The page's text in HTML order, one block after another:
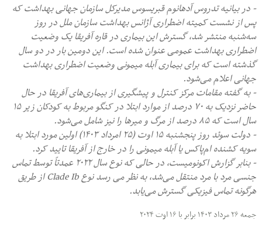
- در بیانیه تدروس آدهانوم قبریسوس مدیرکل سازمان جهانی بهداشت که
پس از نشست کمیته اضطراری آژانس بهداشت سازمان ملل در روز
سه‌شنبه منتشر شد، گسترش این بیماری در قاره آفریقا یک وضعیت
اضطراری بهداشت عمومی عنوان شده است. این دومین بار در دو سال
گذشته است که برای بیماری آبله میمونی وضعیت اضطراری بهداشت
جهانی اعلام می‌شود.
- به گفته مقامات مرکز کنترل و پیشگیری از بیماری‌های آفریقا در حال
حاضر نزدیک به ۷۰ درصد از موارد ابتلا در کنگو مربوط به کودکان زیر ۱۵
سال است که ۸۵ درصد از مرگ و میرها را نیز شامل می‌شود.
- دولت سوئد روز پنجشنبه ۱۵ اوت (۲۵ امرداد ۱۴۰۳) اولین مورد ابتلا به
سویه کشنده ام‌پاکس یا آبله میمونی را در خارج از آفریقا تایید کرد.
- بنابر گزارش اکونومیست، در حالی که نوع سال ۲۰۲۲ عمدتاً توسط تماس
جنسی مرد با مرد منتقل می‌شد، به نظر می رسد نوع Clade Ib از طریق
هرگونه تماس فیزیکی گسترش می‌یابد.
جمعه ۲۶ مرداد ۱۴۰۳ برابر با ۱۶ اوت ۲۰۲۴